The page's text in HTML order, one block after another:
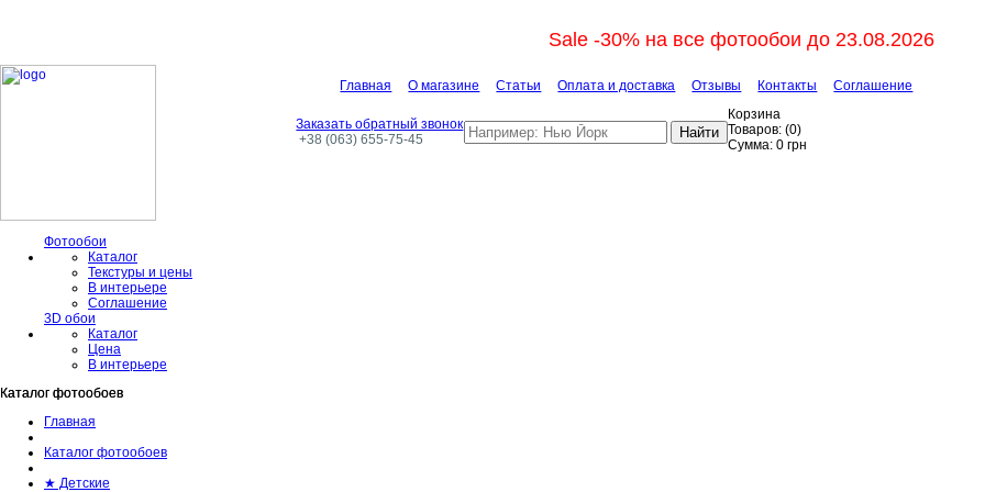
Sale -30% на все фотообои до 23.08.2026
Главная О магазине Статьи Оплата и доставка Отзывы Контакты Соглашение
Заказать обратный звонок
+38 (063) 655-75-45
Найти
Корзина
Товаров: (0)
Сумма: 0 грн
Фотообои
Каталог
Текстуры и цены
В интерьере
Соглашение
3D обои
Каталог
Цена
В интерьере
Каталог фотообоев
Каталог фотообоев
Главная
Каталог фотообоев
★ Детские